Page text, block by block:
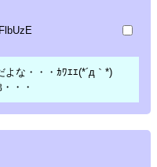
な・・・ｶﾜｴｴ(*´д｀*)
・・